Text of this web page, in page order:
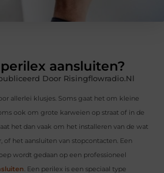
aansluiten?
Door Risingflowradio.nl
allerlei klusjes. Soms gaat het om kleine
ook om grote karweien op straat of in de
het dan vaak om het installeren van de wat
het aansluiten van stopcontacten. Een
wordt gedaan op een professioneel
. Een perilex is een speciaal type